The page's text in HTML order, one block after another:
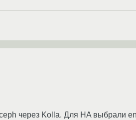
через Kolla. Для HA выбрали